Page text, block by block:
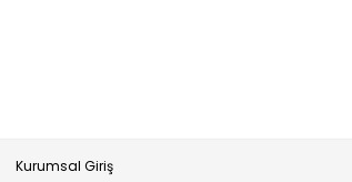
Kurumsal Giriş